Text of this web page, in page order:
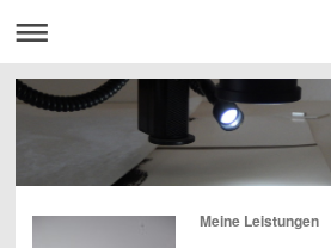
Meine Leistungen